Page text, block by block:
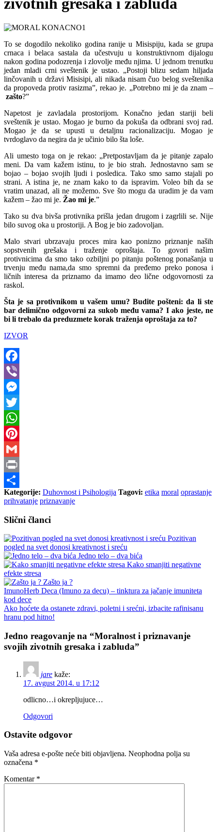
zivotnih gresaka i zabluda
To se dogodilo nekoliko godina ranije u Misispiju, kada se grupa
crnaca i belaca sastala da učestvuju u konstruktivnom dijalogu
nakon godina podozrenja i zlovolje među njima. U jednom trenutku
jedan mladi crni sveštenik je ustao. „Postoji blizu sedam hiljada
linčovanih u državi Misisipi, ali nikada nisam čuo belog sveštenika
da propoveda protiv rasizma”, rekao je. „Potrebno mi je da znam –
zašto?”
Napetost je zavladala prostorijom. Konačno jedan stariji beli
sveštenik je ustao. Mogao je burno da pokuša da odbrani svoj rad.
Mogao je da se upusti u detaljnu racionalizaciju. Mogao je
tvrdoglavo da negira da je učinio bilo šta loše.
Ali umesto toga on je rekao: „Pretpostavljam da je pitanje zapalo
meni. Da vam kažem istinu, to je bio strah. Jednostavno sam se
bojao – bojao svojih ljudi i posledica. Tako smo samo stajali po
strani. A istina je, ne znam kako to da ispravim. Voleo bih da se
vratim unazad, ali ne možemo. Sve što mogu da uradim je da vam
kažem – žao mi je. Žao mi je.”
Tako su dva bivša protivnika prišla jedan drugom i zagrlili se. Nije
bilo suvog oka u prostoriji. A Bog je bio zadovoljan.
Malo stvari ubrzavaju proces mira kao ponizno priznanje naših
sopstvenih grešaka i traženje oproštaja. To govori našim
protivnicima da smo tako ozbiljni po pitanju poštenog ponašanja u
trvenju među nama,da smo spremni da pređemo preko ponosa i
ličnih interesa da priznamo da imamo deo lične odgovornosti za
raskol.
Šta je sa protivnikom u vašem umu? Budite pošteni: da li ste
bar delimično odgovorni za sukob među vama? I ako jeste, ne
bi li trebalo da preduzmete korak traženja oproštaja za to?
IZVOR
Facebook
Viber
Messenger
Twitter
WhatsApp
Pinterest
Gmail
Print
Share
Kategorije: Duhovnost i Psihologija Tagovi: etika moral oprastanje
prihvatanje priznavanje
Slični članci
Pozitivan
pogled na svet donosi kreativnost i sreću
Jedno telo – dva bića
Kako smanjiti negativne
efekte stresa
Zašto ja ?
ImunoHerb Deca (Imuno za decu) – tinktura za jačanje imuniteta
kod dece
Ako hoćete da ostanete zdravi, poletni i srećni, izbacite rafinisanu
hranu pod hitno!
Jedno reagovanje na “Moralnost i priznavanje
svojih zivotnih gresaka i zabluda”
jare kaže:
17. avgust 2014. u 17:12
odlicno…i okrepljujuce…
Odgovori
Ostavite odgovor
Vaša adresa e-pošte neće biti objavljena. Neophodna polja su
označena *
Komentar *